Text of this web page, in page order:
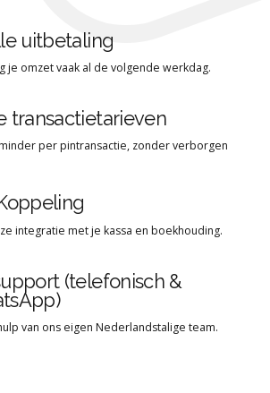
uitbetaling
je omzet vaak al de volgende werkdag.
transactietarieven
per pintransactie, zonder verborgen
integratie met je kassa en boekhouding.
(telefonisch &
van ons eigen Nederlandstalige team.